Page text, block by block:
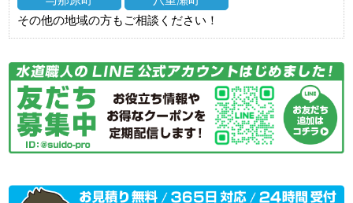
その他の地域の方もご相談ください！